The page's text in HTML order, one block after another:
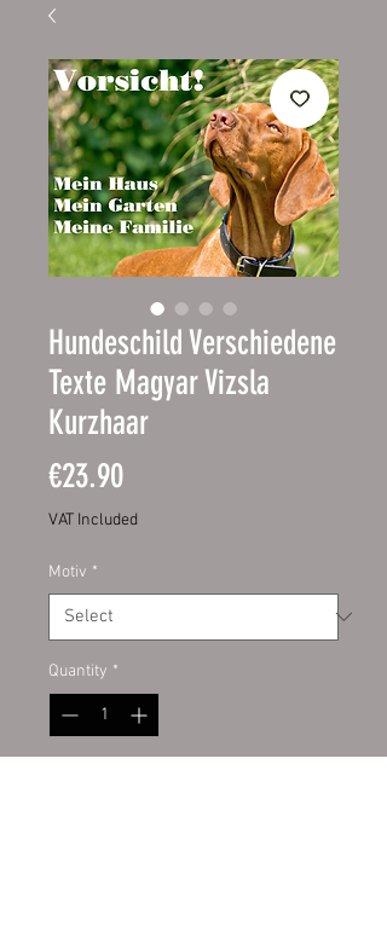
Hundeschild Verschiedene
Texte Magyar Vizsla
Kurzhaar
€23.90Price
VAT Included
Motiv *
Quantity *